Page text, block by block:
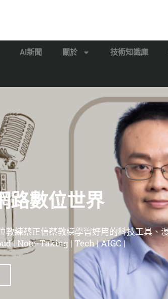
AI新聞 關於 技術知識庫